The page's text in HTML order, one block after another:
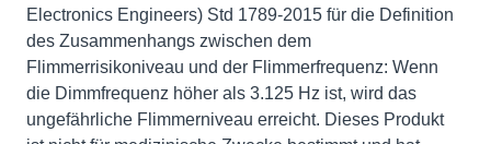
Electronics Engineers) Std 1789-2015 für die Definition
des Zusammenhangs zwischen dem
Flimmerrisikoniveau und der Flimmerfrequenz: Wenn
die Dimmfrequenz höher als 3.125 Hz ist, wird das
ungefährliche Flimmerniveau erreicht. Dieses Produkt